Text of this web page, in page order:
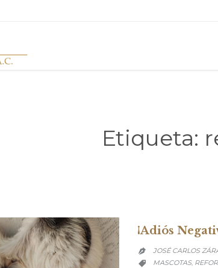
Etiqueta:
¡Adiós
 JOSÉ CARLOS
 CATEGORY
MASCOTAS,